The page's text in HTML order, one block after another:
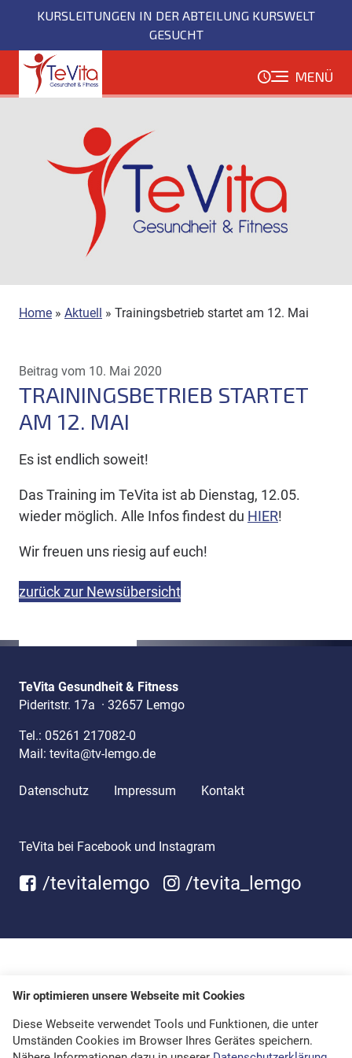
Inhalt
KURSLEITUNGEN IN DER ABTEILUNG KURSWELT
GESUCHT
MENÜ
Home » Aktuell » Trainingsbetrieb startet am 12. Mai
Beitrag vom 10. Mai 2020
TRAININGSBETRIEB STARTET
AM 12. MAI
Es ist endlich soweit!
Das Training im TeVita ist ab Dienstag, 12.05.
wieder möglich. Alle Infos findest du HIER!
Wir freuen uns riesig auf euch!
zurück zur Newsübersicht
TeVita Gesundheit & Fitness
Pideritstr. 17a · 32657 Lemgo
Tel.: 05261 217082-0
Mail: tevita@tv-lemgo.de
Datenschutz Impressum Kontakt
TeVita bei Facebook und Instagram
/tevitalemgo /tevita_lemgo
Wir optimieren unsere Webseite mit Cookies
Diese Webseite verwendet Tools und Funktionen, die unter
Umständen Cookies im Browser Ihres Gerätes speichern.